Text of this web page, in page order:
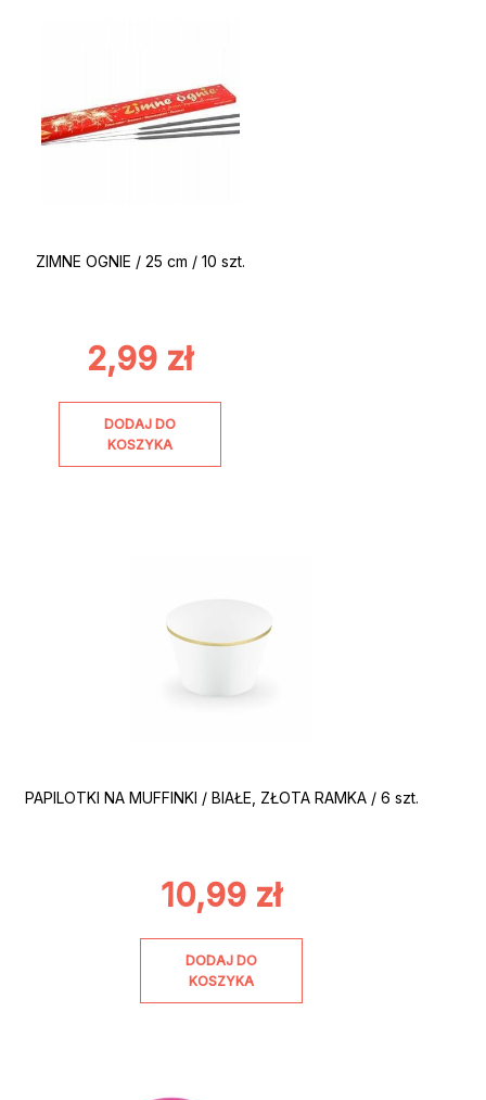
ZIMNE OGNIE / 25 cm / 10 szt.
2,99 zł
DODAJ DO
KOSZYKA
PAPILOTKI NA MUFFINKI / BIAŁE, ZŁOTA RAMKA / 6 szt.
10,99 zł
DODAJ DO
KOSZYKA